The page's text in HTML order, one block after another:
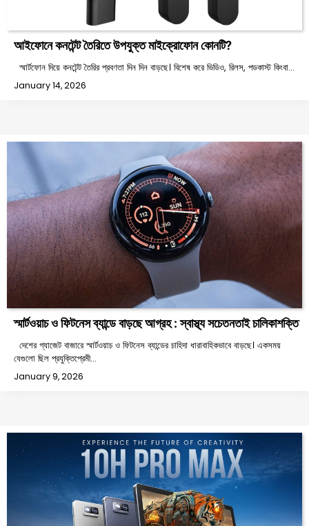
আইফোনে কনটেন্ট তৈরিতে উপযুক্ত মাইক্রোফোন কোনটি?
স্মার্টফোন দিয়ে কনটেন্ট তৈরির প্রবণতা দিন দিন বাড়ছে। বিশেষ করে ভিডিও, রিলস, পডকাস্ট কিংবা…
January 14, 2026
স্মার্টওয়াচ ও ফিটনেস ব্যান্ডে বাড়ছে আগ্রহ : স্বাস্থ্য সচেতনতাই চালিকাশক্তি
দেশের গ্যাজেট বাজারে স্মার্টওয়াচ ও ফিটনেস ব্যান্ডের চাহিদা ধারাবাহিকভাবে বাড়ছে। একসময়
যেগুলো ছিল প্রযুক্তিপ্রেমী…
January 9, 2026